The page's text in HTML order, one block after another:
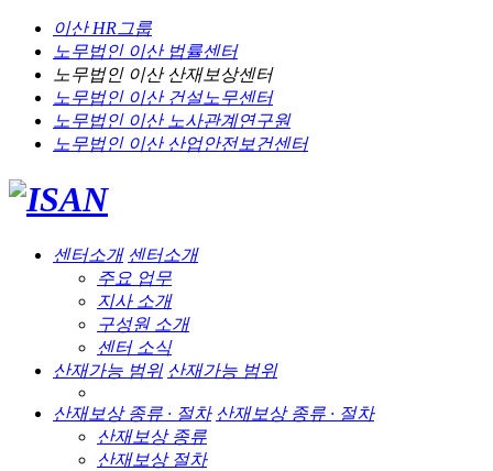
이산 HR그룹
노무법인 이산법률센터
노무법인 이산산재보상센터
노무법인 이산건설노무센터
노무법인 이산노사관계연구원
노무법인 이산산업안전보건센터
센터소개 센터소개
주요 업무
지사 소개
구성원 소개
센터 소식
산재가능 범위 산재가능 범위
산재보상 종류 · 절차 산재보상 종류 · 절차
산재보상 종류
산재보상 절차